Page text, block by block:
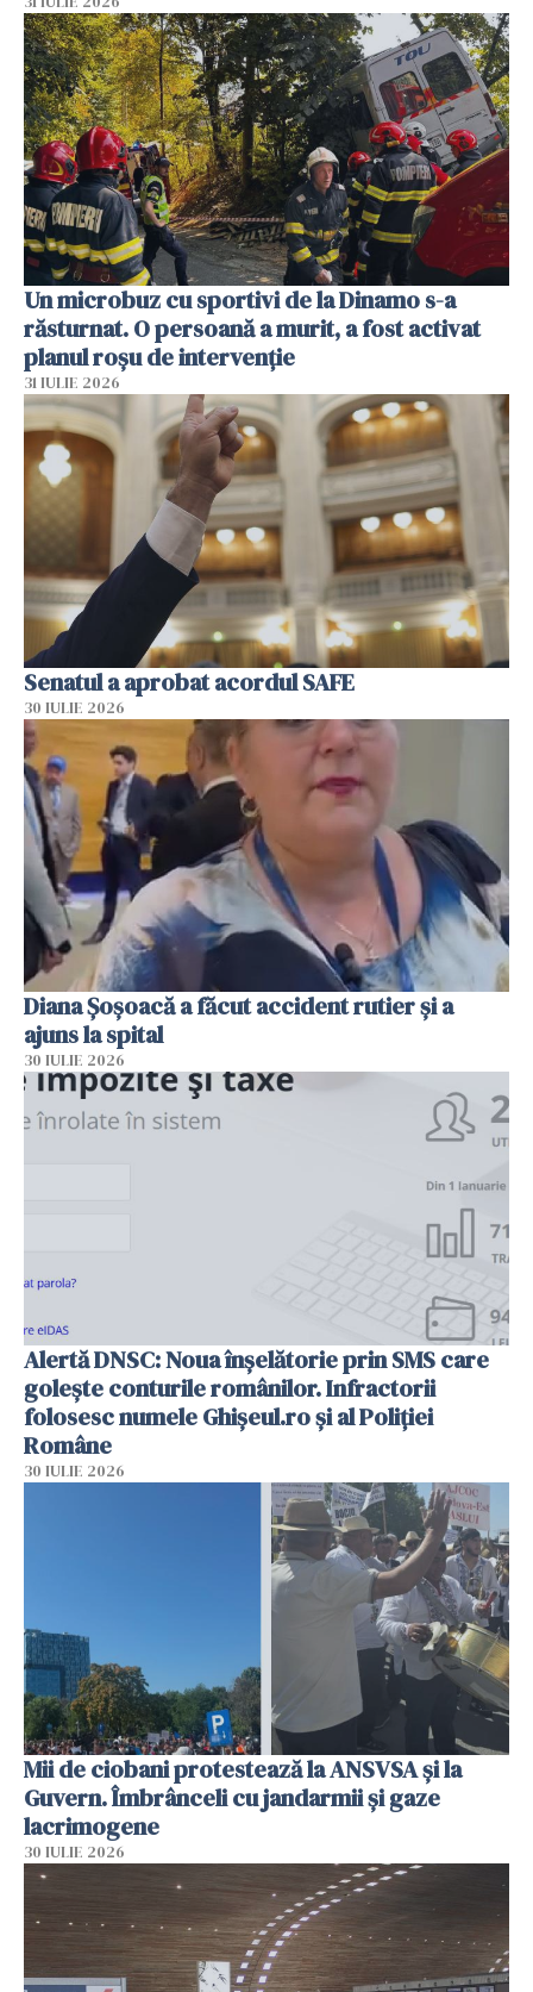
Un microbuz cu sportivi de la Dinamo s-a
răsturnat. O persoană a murit, a fost activat
planul roșu de intervenție
31 IULIE 2026
Senatul a aprobat acordul SAFE
30 IULIE 2026
Diana Șoșoacă a făcut accident rutier și a
ajuns la spital
30 IULIE 2026
Alertă DNSC: Noua înșelătorie prin SMS care
golește conturile românilor. Infractorii
folosesc numele Ghișeul.ro și al Poliției
Române
30 IULIE 2026
Mii de ciobani protestează la ANSVSA și la
Guvern. Îmbrânceli cu jandarmii și gaze
lacrimogene
30 IULIE 2026